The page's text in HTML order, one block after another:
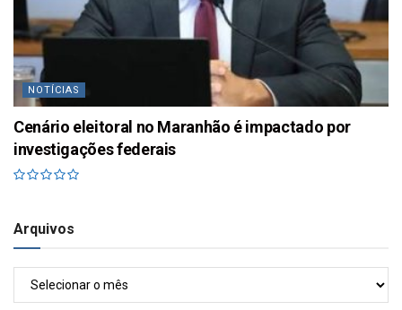
NOTÍCIAS
Cenário eleitoral no Maranhão é impactado por
investigações federais
Arquivos
Arquivos